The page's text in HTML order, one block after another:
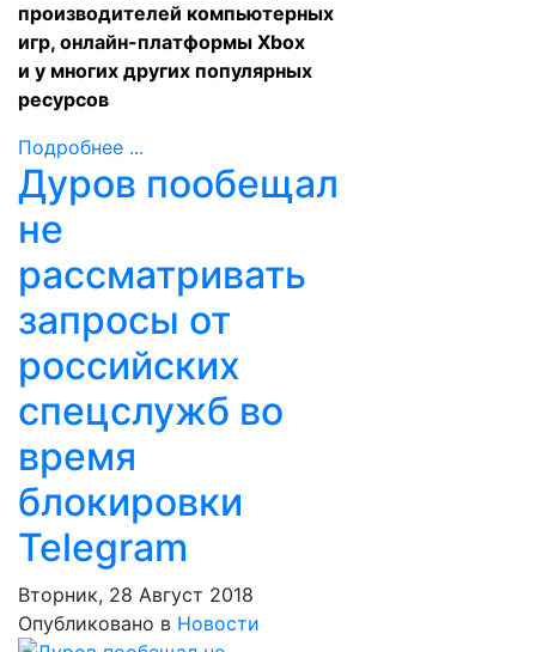
производителей компьютерных
игр, онлайн-платформы Xbox
и у многих других популярных
ресурсов
Подробнее ...
Дуров пообещал
не
рассматривать
запросы от
российских
спецслужб во
время
блокировки
Telegram
Вторник, 28 Август 2018
Опубликовано в Новости